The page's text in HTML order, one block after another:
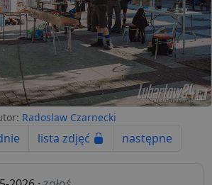
Radoslaw Czarnecki
lista zdjęć następne